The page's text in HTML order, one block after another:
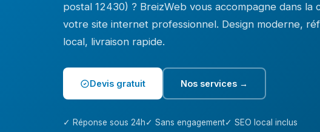
postal 12430) ? BreizWeb vous accompagne dans la
votre site internet professionnel. Design moderne,
local, livraison rapide.
Devis gratuit Nos services →
✓ Réponse sous 24h✓ Sans engagement✓ SEO local inclus